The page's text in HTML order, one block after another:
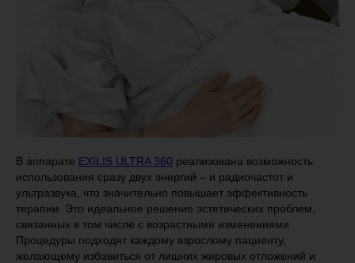
В аппарате EXILIS ULTRA 360 реализована возможность
использования сразу двух энергий – и радиочастот и
ультразвука, что значительно повышает эффективность
терапии. Это идеальное решение эстетических проблем,
связанных в том числе с возрастными изменениями.
Процедуры подходят каждому взрослому пациенту,
желающему избавиться от лишних жировых отложений и